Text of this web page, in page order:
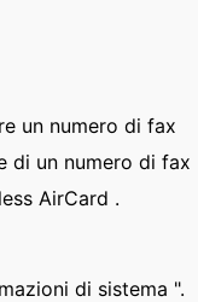
un numero di fax
di un numero di fax
AirCard .
di sistema ".